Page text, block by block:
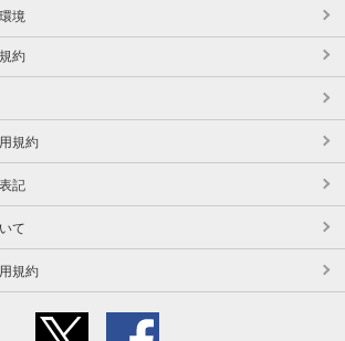
境
約
規約
記
て
規約